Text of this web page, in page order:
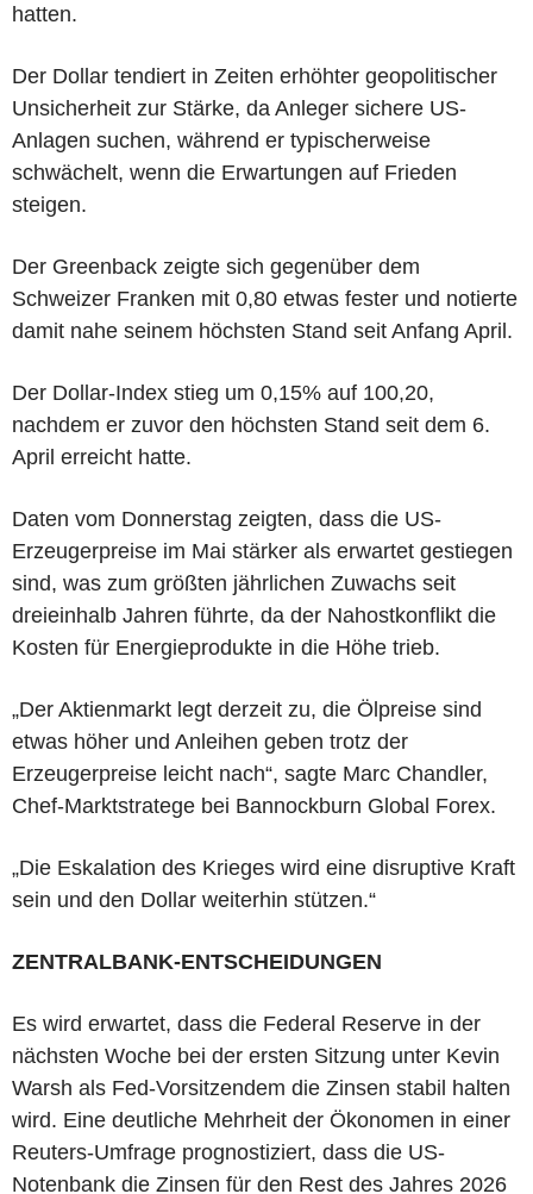
hatten.
Der Dollar tendiert in Zeiten erhöhter geopolitischer
Unsicherheit zur Stärke, da Anleger sichere US-
Anlagen suchen, während er typischerweise
schwächelt, wenn die Erwartungen auf Frieden
steigen.
Der Greenback zeigte sich gegenüber dem
Schweizer Franken mit 0,80 etwas fester und notierte
damit nahe seinem höchsten Stand seit Anfang April.
Der Dollar-Index stieg um 0,15% auf 100,20,
nachdem er zuvor den höchsten Stand seit dem 6.
April erreicht hatte.
Daten vom Donnerstag zeigten, dass die US-
Erzeugerpreise im Mai stärker als erwartet gestiegen
sind, was zum größten jährlichen Zuwachs seit
dreieinhalb Jahren führte, da der Nahostkonflikt die
Kosten für Energieprodukte in die Höhe trieb.
„Der Aktienmarkt legt derzeit zu, die Ölpreise sind
etwas höher und Anleihen geben trotz der
Erzeugerpreise leicht nach“, sagte Marc Chandler,
Chef-Marktstratege bei Bannockburn Global Forex.
„Die Eskalation des Krieges wird eine disruptive Kraft
sein und den Dollar weiterhin stützen.“
ZENTRALBANK-ENTSCHEIDUNGEN
Es wird erwartet, dass die Federal Reserve in der
nächsten Woche bei der ersten Sitzung unter Kevin
Warsh als Fed-Vorsitzendem die Zinsen stabil halten
wird. Eine deutliche Mehrheit der Ökonomen in einer
Reuters-Umfrage prognostiziert, dass die US-
Notenbank die Zinsen für den Rest des Jahres 2026